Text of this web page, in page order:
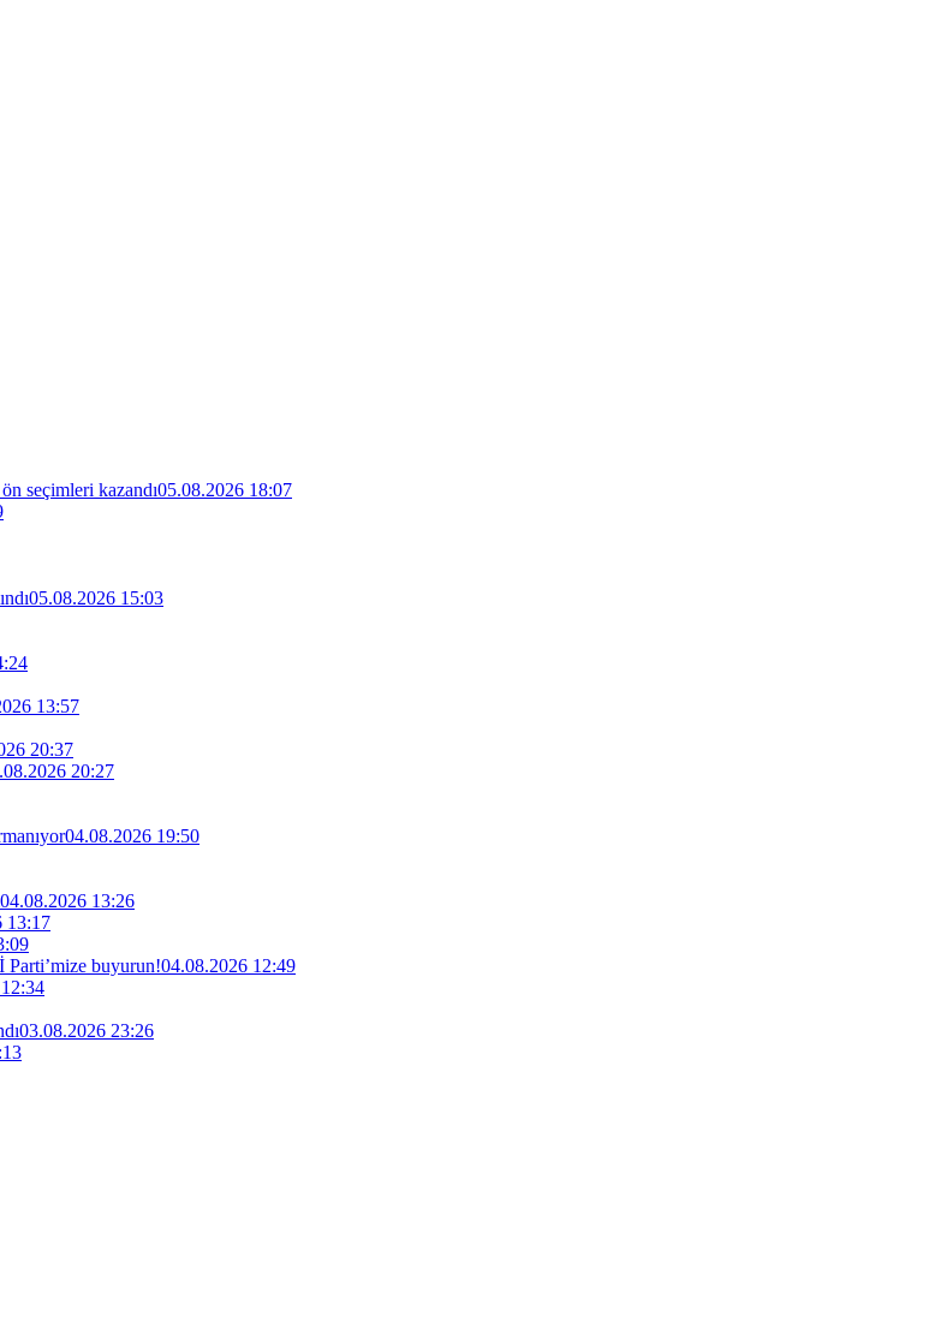
seçimleri kazandı05.08.2026 18:07
05.08.2026 15:03
13:57
20:37
20:27
04.08.2026 19:50
04.08.2026 13:26
13:17
Parti’mize buyurun!04.08.2026 12:49
03.08.2026 23:26